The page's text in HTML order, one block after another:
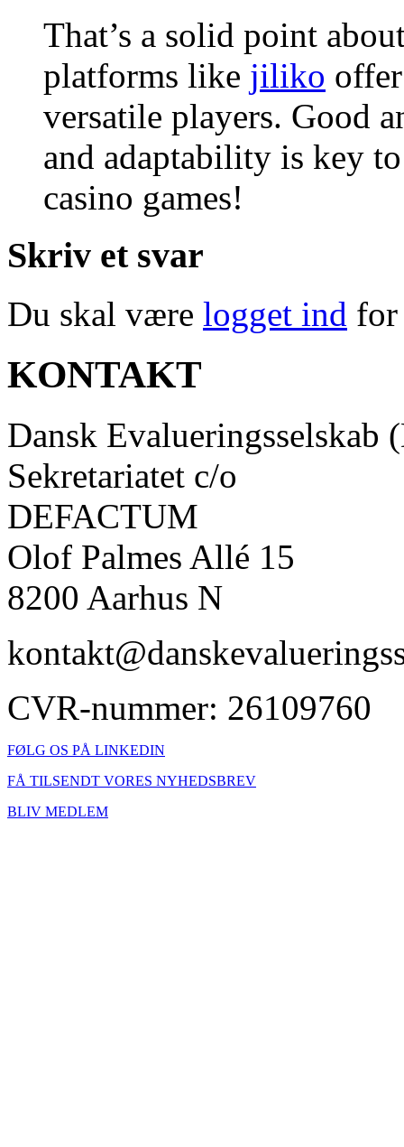
That’s a solid point
platforms like jiliko
versatile players. Good
and adaptability is key
casino games!
Skriv et svar
Du skal være logget ind for
KONTAKT
Dansk Evalueringsselskab
Sekretariatet c/o
DEFACTUM
Olof Palmes Allé 15
8200 Aarhus N
CVR-nummer: 26109760
FØLG OS PÅ LINKEDIN
FÅ TILSENDT VORES NYHEDSBREV
BLIV MEDLEM